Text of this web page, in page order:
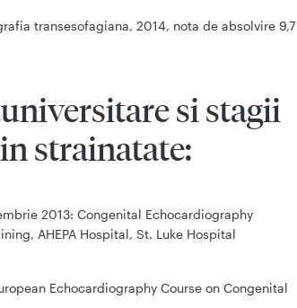
transesofagiana, 2014, nota de absolvire 9,7
si stagii
strainatate:
2013: Congenital Echocardiography
AHEPA Hospital, St. Luke Hospital
Echocardiography Course on Congenital